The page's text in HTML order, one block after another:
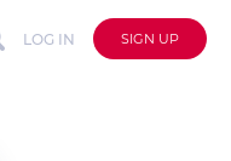
LOG IN SIGN UP